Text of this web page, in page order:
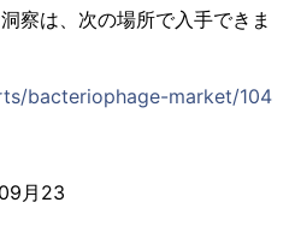
察は、次の場所で入手できま
bacteriophage-market/104
月23